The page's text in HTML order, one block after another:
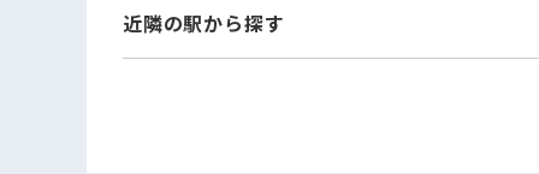
近隣の駅から探す